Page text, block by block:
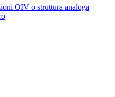
OIV o struttura analoga